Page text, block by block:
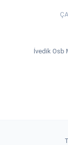
İvedik Osb